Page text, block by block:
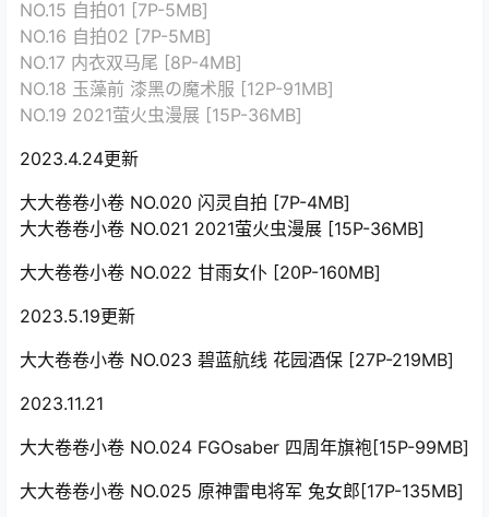
NO.15 自拍01 [7P-5MB]
NO.16 自拍02 [7P-5MB]
NO.17 内衣双马尾 [8P-4MB]
NO.18 玉藻前 漆黑の魔术服 [12P-91MB]
NO.19 2021萤火虫漫展 [15P-36MB]
2023.4.24更新
大大卷卷小卷 NO.020 闪灵自拍 [7P-4MB]
大大卷卷小卷 NO.021 2021萤火虫漫展 [15P-36MB]
大大卷卷小卷 NO.022 甘雨女仆 [20P-160MB]
2023.5.19更新
大大卷卷小卷 NO.023 碧蓝航线 花园酒保 [27P-219MB]
2023.11.21
大大卷卷小卷 NO.024 FGOsaber 四周年旗袍[15P-99MB]
大大卷卷小卷 NO.025 原神雷电将军 兔女郎[17P-135MB]